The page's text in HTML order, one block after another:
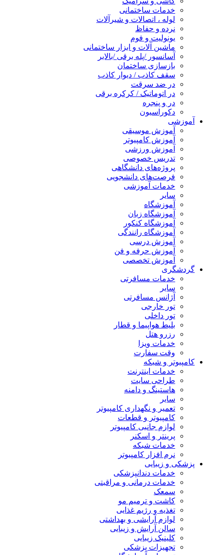
خدمات ساختمانی
لوله ، اتصالات و شیرآلات
نرده و حفاظ
یونولیت و فوم
ماشین آلات و ابزار ساختمانی
آسانسور /پله برقی /بالابر
بازسازی ساختمان
سقف کاذب / دیوار کاذب
در ضد سرقت
در اتوماتیک / کرکره برقی
در و پنجره
دکوراسیون
آموزشی
آموزش موسیقی
آموزش کامپیوتر
آموزش ورزشی
تدریس خصوصی
پروژه‌های دانشگاهی
فرصت‌های دانشجویی
خدمات آموزشی
سایر
آموزشگاه
آموزشگاه زبان
آموزشگاه کنکور
آموزشگاه رانندگی
آموزش درسی
آموزش حرفه و فن
آموزش تخصصی
گردشگری
خدمات مسافرتی
سایر
آژانس مسافرتی
تور خارجی
تور داخلی
بلیط هواپیما و قطار
رزرو هتل
خدمات ویزا
وقت سفارت
کامپیوتر و شبکه
خدمات اینترنت
طراحی سایت
هاستینگ و دامنه
سایر
تعمیر و نگهداری کامپیوتر
کامپیوتر و قطعات
لوازم جانبی کامپیوتر
پرینتر و اسکنر
خدمات شبکه
نرم افزار کامپیوتر
پزشکی و زیبایی
خدمات دندانپزشکی
خدمات درمانی و مراقبتی
سمعک
کاشت و ترمیم مو
تغذیه و رژیم غذایی
لوازم آرایشی و بهداشتی
سالن آرایش و زیبایی
کلینیک زیبایی
تجهیزات پزشکی